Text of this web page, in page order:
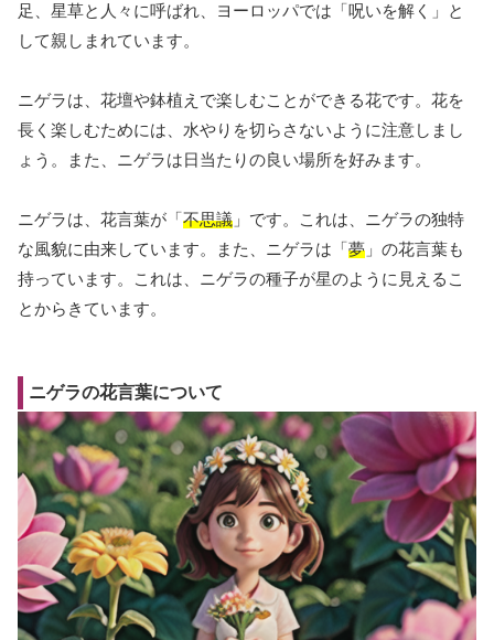
足、星草と人々に呼ばれ、ヨーロッパでは「呪いを解く」と
して親しまれています。
ニゲラは、花壇や鉢植えで楽しむことができる花です。花を
長く楽しむためには、水やりを切らさないように注意しまし
ょう。また、ニゲラは日当たりの良い場所を好みます。
ニゲラは、花言葉が「不思議 」です。これは、ニゲラの独特
な風貌に由来しています。また、ニゲラは「夢 」の花言葉も
持っています。これは、ニゲラの種子が星のように見えるこ
とからきています。
ニゲラの花言葉について